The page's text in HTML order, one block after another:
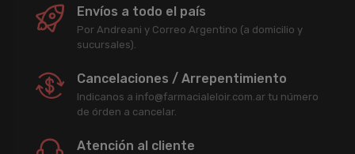
Envíos a todo el país
Por Andreani y Correo Argentino (a domicilio y
sucursales).
Cancelaciones / Arrepentimiento
Indicanos a info@farmacialeloir.com.ar tu número
de órden a cancelar.
Atención al cliente